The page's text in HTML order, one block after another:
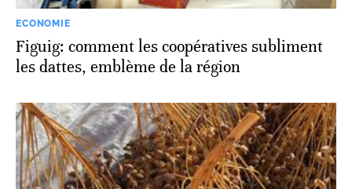
ECONOMIE
Figuig: comment les coopératives subliment
les dattes, emblème de la région